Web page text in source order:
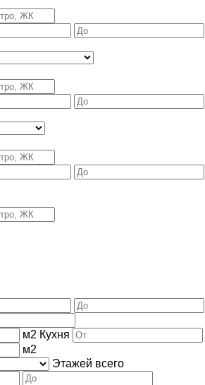
м2 Кухня
м2
Этажей всего